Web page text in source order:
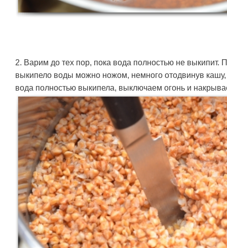
2. Варим до тех пор, пока вода полностью не выкипит.
выкипело воды можно ножом, немного отодвинув
вода полностью выкипела, выключаем огонь и